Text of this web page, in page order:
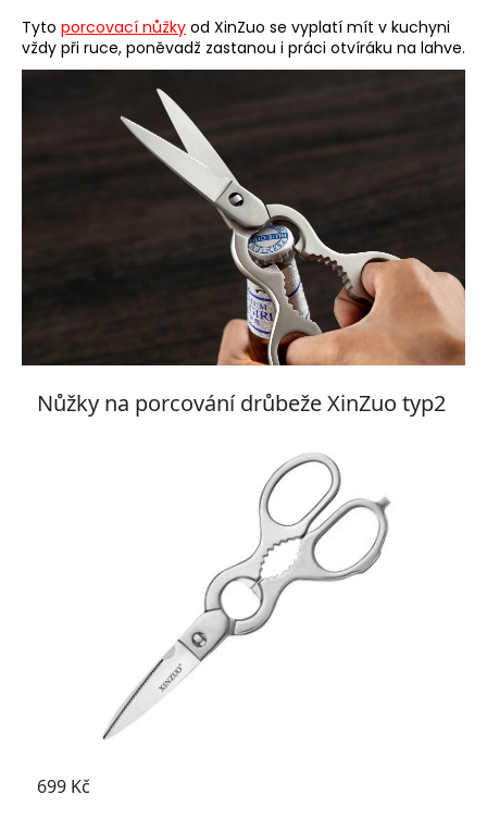
Tyto porcovací nůžky od XinZuo se vyplatí mít v kuchyni
vždy při ruce, poněvadž zastanou i práci otvíráku na lahve.